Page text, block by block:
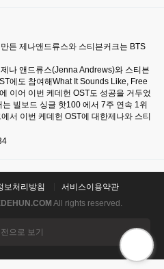
든 제나앤드류스와 스티븐커크는 BTS
나 앤드류스(Jenna Andrews)와 스티븐
에도 참여해What It Sounds Like, Free
이어 이번 케데헌 OST도 성공을 거두었
빌보드 싱글 핫100 에서 7주 연속 1위
서 이번 케데헌 OST에 대한제나와 스티
보처리방침
서비스이용약관
All rights reserved.
으로 보기